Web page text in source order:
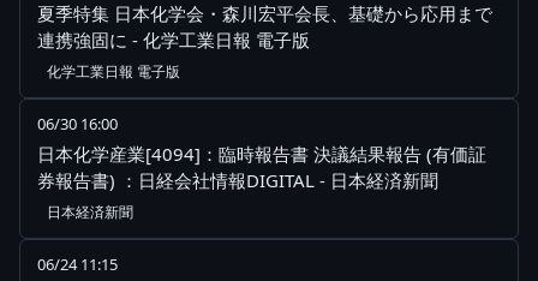
夏季特集 日本化学会・森川宏平会長、基礎から応用まで
連携強固に - 化学工業日報 電子版
化学工業日報 電子版
06/30 16:00
日本化学産業[4094]：臨時報告書 決議結果報告 (有価証
券報告書) ：日経会社情報DIGITAL - 日本経済新聞
日本経済新聞
06/24 11:15